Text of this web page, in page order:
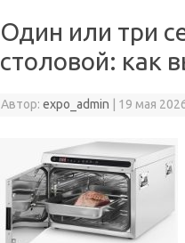
Один или три
столовой: как
Автор:expo_admin 19 мая